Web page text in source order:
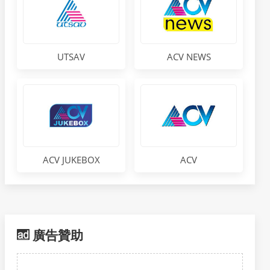
UTSAV ACV NEWS
ACV JUKEBOX ACV
廣告贊助